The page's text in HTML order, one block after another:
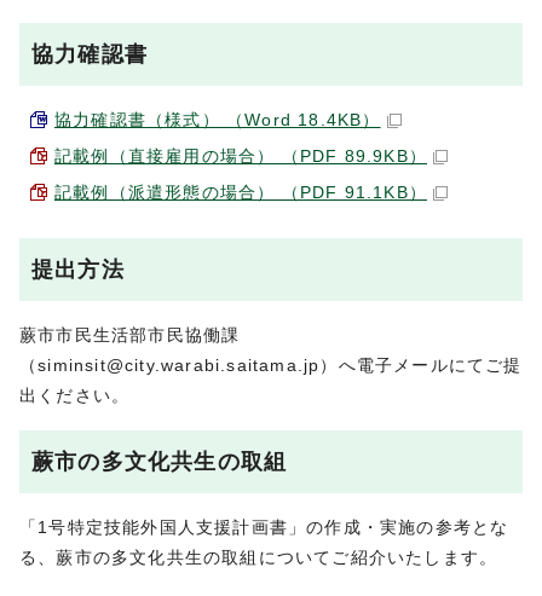
協力確認書
協力確認書（様式） （Word 18.4KB）
記載例（直接雇用の場合） （PDF 89.9KB）
記載例（派遣形態の場合） （PDF 91.1KB）
提出方法
蕨市市民生活部市民協働課
（siminsit@city.warabi.saitama.jp）へ電子メールにてご提
出ください。
蕨市の多文化共生の取組
「1号特定技能外国人支援計画書」の作成・実施の参考とな
る、蕨市の多文化共生の取組についてご紹介いたします。